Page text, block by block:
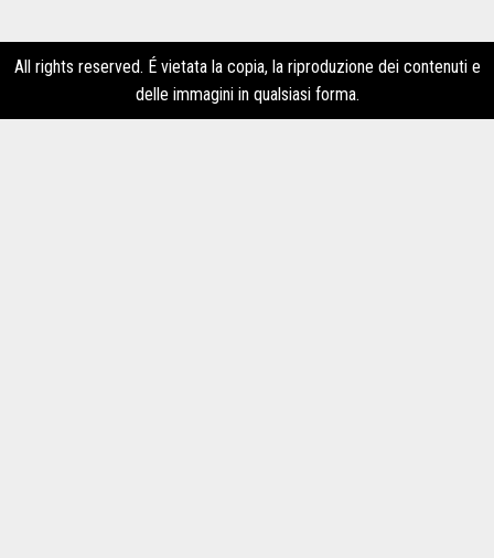
All rights reserved. É vietata la copia, la riproduzione dei contenuti e
delle immagini in qualsiasi forma.